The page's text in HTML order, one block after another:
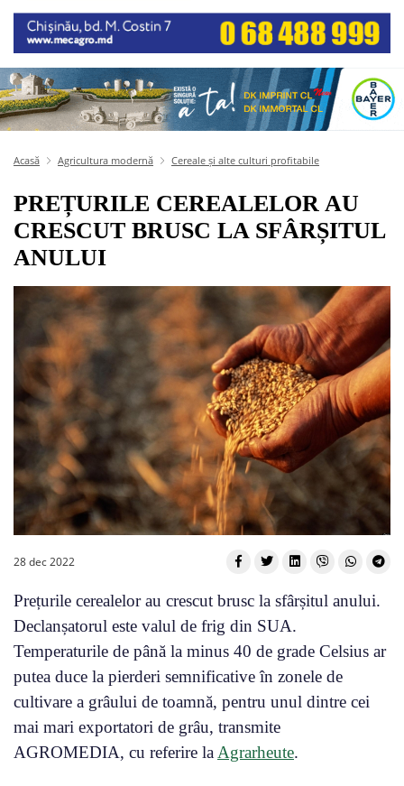
Acasă Agricultura modernă Cereale și alte culturi profitabile
PREȚURILE CEREALELOR AU
CRESCUT BRUSC LA SFÂRȘITUL
ANULUI
28 dec 2022
Prețurile cerealelor au crescut brusc la sfârșitul anului.
Declanșatorul este valul de frig din SUA.
Temperaturile de până la minus 40 de grade Celsius ar
putea duce la pierderi semnificative în zonele de
cultivare a grâului de toamnă, pentru unul dintre cei
mai mari exportatori de grâu, transmite
AGROMEDIA, cu referire la Agrarheute.